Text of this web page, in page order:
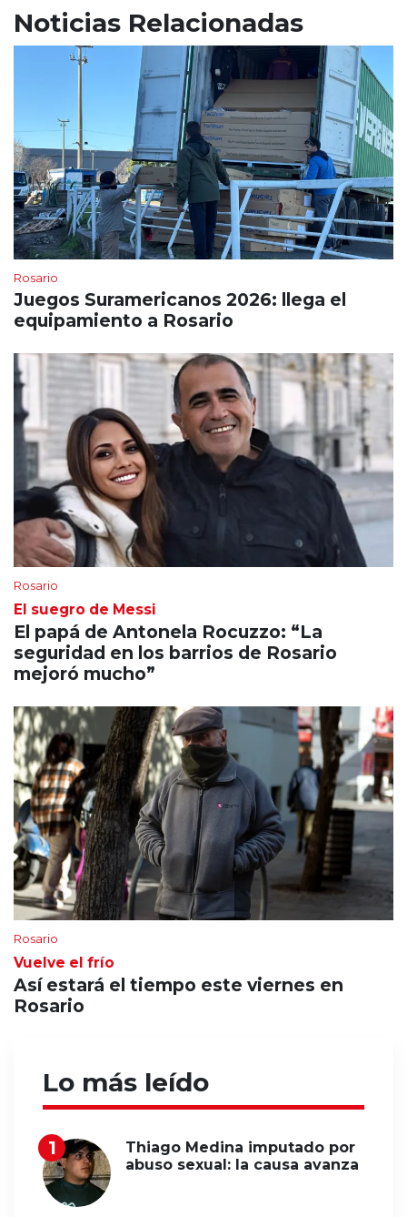
Noticias Relacionadas
Rosario
Juegos Suramericanos 2026: llega el
equipamiento a Rosario
Rosario
El suegro de Messi
El papá de Antonela Rocuzzo: “La
seguridad en los barrios de Rosario
mejoró mucho”
Rosario
Vuelve el frío
Así estará el tiempo este viernes en
Rosario
Lo más leído
Thiago Medina imputado por
abuso sexual: la causa avanza